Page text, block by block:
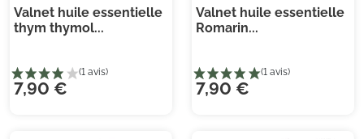
Valnet huile essentielle
thym thymol...
7,90 €
Valnet huile essentielle
Romarin...
7,90 €